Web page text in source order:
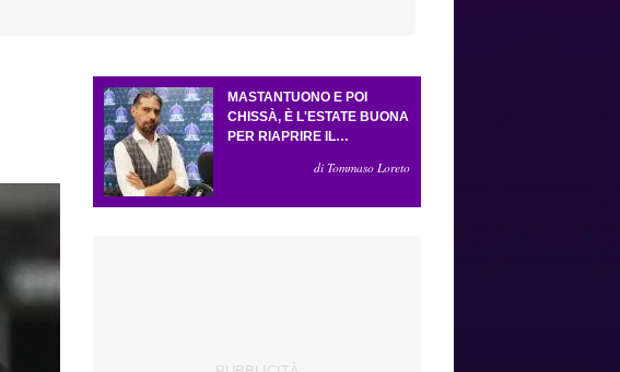
MASTANTUONO E POI
CHISSÀ, È L'ESTATE BUONA
PER RIAPRIRE IL
CRESCE L'ATTESA PER GLI
di Tommaso Loreto